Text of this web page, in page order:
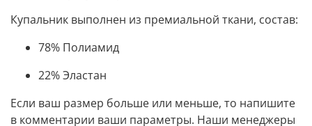
Купальник выполнен из премиальной ткани, состав:
78% Полиамид
22% Эластан
Если ваш размер больше или меньше, то напишите
в комментарии ваши параметры. Наши менеджеры